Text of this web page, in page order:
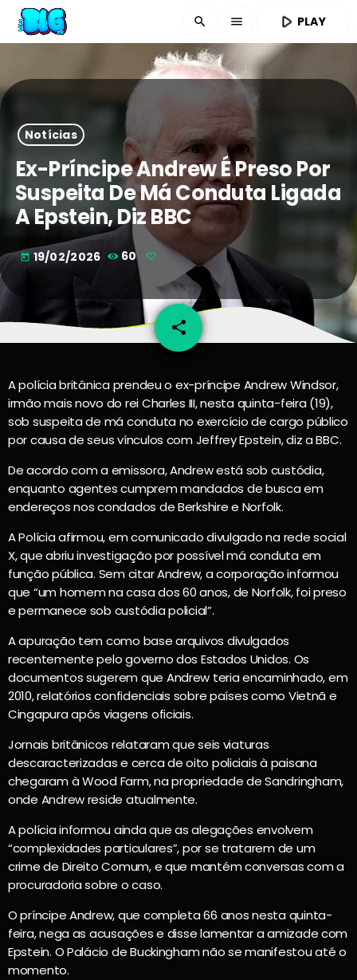
search menu play_arrow PLAY
Notícias
Ex-Príncipe Andrew É Preso Por
Suspeita De Má Conduta Ligada
A Epstein, Diz BBC
today 19/02/2026 60
share
email
A polícia britânica prendeu o ex-príncipe Andrew Windsor,
irmão mais novo do rei Charles III, nesta quinta-feira (19),
sob suspeita de má conduta no exercício de cargo público
por causa de seus vínculos com Jeffrey Epstein, diz a BBC.
De acordo com a emissora, Andrew está sob custódia,
enquanto agentes cumprem mandados de busca em
endereços nos condados de Berkshire e Norfolk.
A Polícia afirmou, em comunicado divulgado na rede social
X, que abriu investigação por possível má conduta em
função pública. Sem citar Andrew, a corporação informou
que “um homem na casa dos 60 anos, de Norfolk, foi preso
e permanece sob custódia policial”.
A apuração tem como base arquivos divulgados
recentemente pelo governo dos Estados Unidos. Os
documentos sugerem que Andrew teria encaminhado, em
2010, relatórios confidenciais sobre países como Vietnã e
Cingapura após viagens oficiais.
Jornais britânicos relataram que seis viaturas
descaracterizadas e cerca de oito policiais à paisana
chegaram à Wood Farm, na propriedade de Sandringham,
onde Andrew reside atualmente.
A polícia informou ainda que as alegações envolvem
“complexidades particulares”, por se tratarem de um
crime de Direito Comum, e que mantém conversas com a
procuradoria sobre o caso.
O príncipe Andrew, que completa 66 anos nesta quinta-
feira, nega as acusações e disse lamentar a amizade com
Epstein. O Palácio de Buckingham não se manifestou até o
momento.